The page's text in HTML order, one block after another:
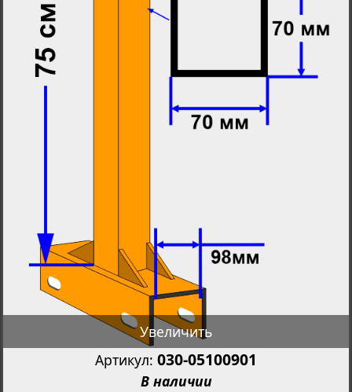
Увеличить
Артикул: 030-05100901
В наличии